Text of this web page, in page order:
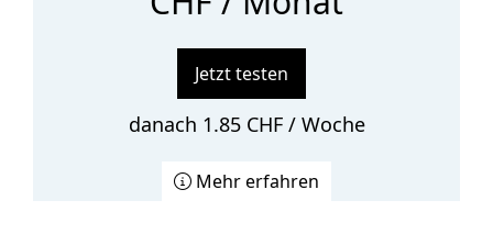
Jetzt testen
danach 1.85 CHF / Woche
Mehr erfahren